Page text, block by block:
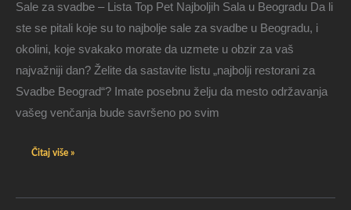
Sale za svadbe – Lista Top Pet Najboljih Sala u Beogradu Da li
ste se pitali koje su to najbolje sale za svadbe u Beogradu, i
okolini, koje svakako morate da uzmete u obzir za vaš
najvažniji dan? Želite da sastavite listu „najbolji restorani za
Svadbe Beograd“? Imate posebnu želju da mesto održavanja
vašeg venčanja bude savršeno po svim
Čitaj više »